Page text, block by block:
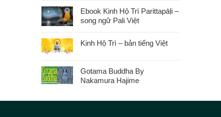
Ebook Kinh Hộ Trì Parittapāḷi –
song ngữ Pali Việt
Kinh Hộ Trì – bản tiếng Việt
Gotama Buddha By
Nakamura Hajime